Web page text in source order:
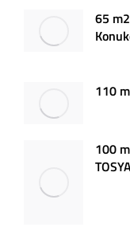
65
110
100